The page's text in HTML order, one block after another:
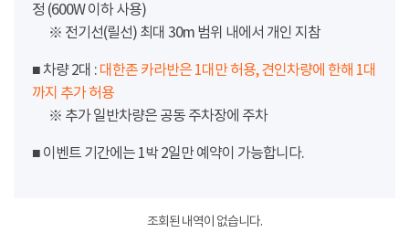
정 (600W 이하 사용)
※ 전기선(릴선) 최대 30m 범위 내에서 개인 지참
■ 차량 2대 : 대한존 카라반은 1대만 허용, 견인차량에 한해 1대
까지 추가 허용
※ 추가 일반차량은 공동 주차장에 주차
■ 이벤트 기간에는 1박 2일만 예약이 가능합니다.
조회된 내역이 없습니다.